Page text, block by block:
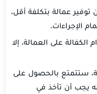
عمالة بتكلفة أقل،
الإجراءات.
على العمالة، إلا
ستتمتع بالحصول على
يجب أن تأخذ في